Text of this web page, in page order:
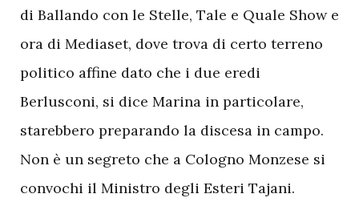
di Ballando con le Stelle, Tale e Quale Show e
ora di Mediaset, dove trova di certo terreno
politico affine dato che i due eredi
Berlusconi, si dice Marina in particolare,
starebbero preparando la discesa in campo.
Non è un segreto che a Cologno Monzese si
convochi il Ministro degli Esteri Tajani.